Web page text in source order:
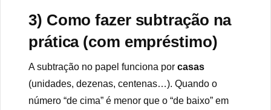
3) Como fazer subtração na
prática (com empréstimo)
A subtração no papel funciona por casas
(unidades, dezenas, centenas…). Quando o
número “de cima” é menor que o “de baixo” em